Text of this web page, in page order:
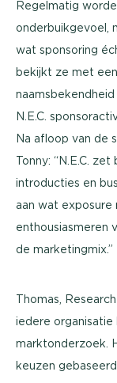
Regelmatig
onderbuikgevoel,
wat sponsoring
bekijkt ze met
N.E.C.
Na afloop van de
Tonny: “N.E.C.
introducties en
aan wat
enthousiasmeren
de marketingmix.”
Thomas,
iedere
marktonderzoek.
keuzen